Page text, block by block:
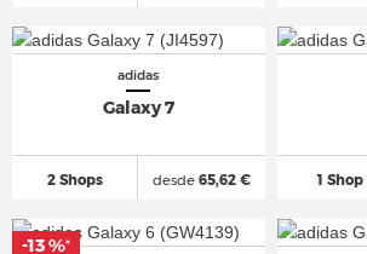
adidas
Galaxy 7
2 Shops desde65,62 € 1 Shop
-13 %*